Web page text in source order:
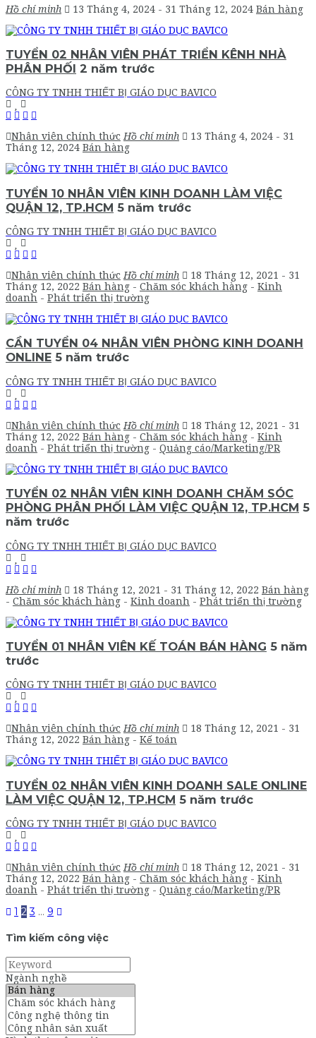
Hồ chí minh 13 Tháng 4, 2024 - 31 Tháng 12, 2024 Bán hàng
TUYỂN 02 NHÂN VIÊN PHÁT TRIỂN KÊNH NHÀ
PHÂN PHỐI 2 năm trước
CÔNG TY TNHH THIẾT BỊ GIÁO DỤC BAVICO
Nhân viên chính thức Hồ chí minh 13 Tháng 4, 2024 - 31
Tháng 12, 2024 Bán hàng
TUYỂN 10 NHÂN VIÊN KINH DOANH LÀM VIỆC
QUẬN 12, TP.HCM 5 năm trước
CÔNG TY TNHH THIẾT BỊ GIÁO DỤC BAVICO
Nhân viên chính thức Hồ chí minh 18 Tháng 12, 2021 - 31
Tháng 12, 2022 Bán hàng - Chăm sóc khách hàng - Kinh
doanh - Phát triển thị trường
CẦN TUYỂN 04 NHÂN VIÊN PHÒNG KINH DOANH
ONLINE 5 năm trước
CÔNG TY TNHH THIẾT BỊ GIÁO DỤC BAVICO
Nhân viên chính thức Hồ chí minh 18 Tháng 12, 2021 - 31
Tháng 12, 2022 Bán hàng - Chăm sóc khách hàng - Kinh
doanh - Phát triển thị trường - Quảng cáo/Marketing/PR
TUYỂN 02 NHÂN VIÊN KINH DOANH CHĂM SÓC
PHÒNG PHÂN PHỐI LÀM VIỆC QUẬN 12, TP.HCM 5
năm trước
CÔNG TY TNHH THIẾT BỊ GIÁO DỤC BAVICO
Hồ chí minh 18 Tháng 12, 2021 - 31 Tháng 12, 2022 Bán hàng
- Chăm sóc khách hàng - Kinh doanh - Phát triển thị trường
TUYỂN 01 NHÂN VIÊN KẾ TOÁN BÁN HÀNG 5 năm
trước
CÔNG TY TNHH THIẾT BỊ GIÁO DỤC BAVICO
Nhân viên chính thức Hồ chí minh 18 Tháng 12, 2021 - 31
Tháng 12, 2022 Bán hàng - Kế toán
TUYỂN 02 NHÂN VIÊN KINH DOANH SALE ONLINE
LÀM VIỆC QUẬN 12, TP.HCM 5 năm trước
CÔNG TY TNHH THIẾT BỊ GIÁO DỤC BAVICO
Nhân viên chính thức Hồ chí minh 18 Tháng 12, 2021 - 31
Tháng 12, 2022 Bán hàng - Chăm sóc khách hàng - Kinh
doanh - Phát triển thị trường - Quảng cáo/Marketing/PR
1 2 3 … 9
Tìm kiếm công việc
Keyword
Ngành nghề